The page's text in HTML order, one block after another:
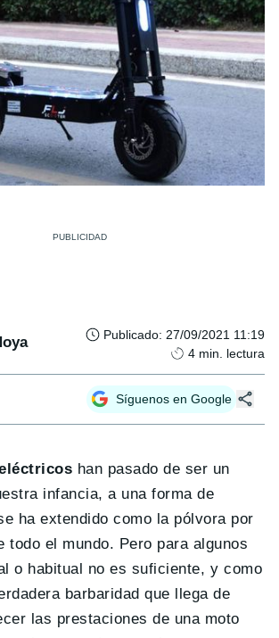
Publicado: 27/09/2021 11:19
4 min. lectura
Síguenos en Google
han pasado de ser un
infancia, a una forma de
ha extendido como la pólvora por
todo el mundo. Pero para algunos
o habitual no es suficiente, y como
barbaridad que llega de
las prestaciones de una moto